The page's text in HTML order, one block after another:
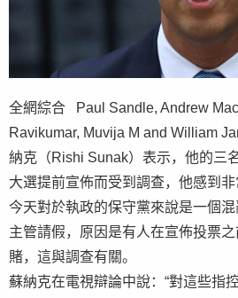
全網綜合 Paul Sandle, Andrew
Ravikumar, Muvija M and William
納克（Rishi Sunak）表示，他的三
大選提前宣佈而受到調查，他感到非
今天對於執政的保守黨來說是一個
主管請假，原因是有人在宣佈投票
賭，這與調查有關。
蘇納克在電視辯論中說：“對這些指